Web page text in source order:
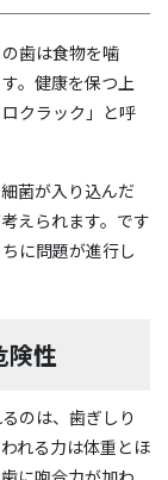
歯は食物を噛
。健康を保つ上
クラック」と呼
菌が入り込んだ
えられます。です
に問題が進行し
険性
のは、歯ぎしり
れる力は体重とほ